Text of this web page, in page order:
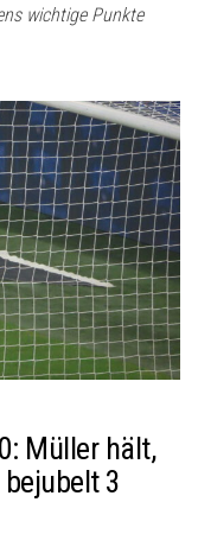
wichtige Punkte
Müller hält,
3